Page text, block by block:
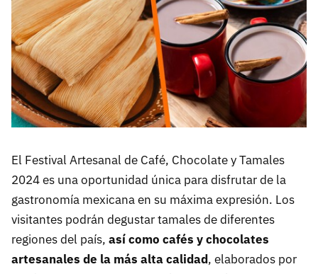
El Festival Artesanal de Café, Chocolate y Tamales
2024 es una oportunidad única para disfrutar de la
gastronomía mexicana en su máxima expresión. Los
visitantes podrán degustar tamales de diferentes
regiones del país, así como cafés y chocolates
artesanales de la más alta calidad, elaborados por